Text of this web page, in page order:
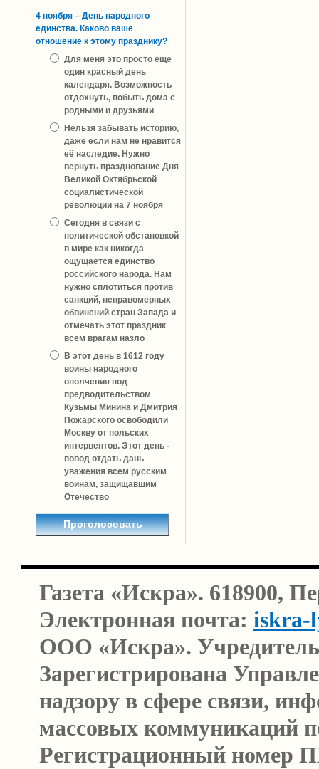
4 ноября – День народного
единства. Каково ваше
отношение к этому празднику?
Для меня это просто ещё
один красный день
календаря. Возможность
отдохнуть, побыть дома с
родными и друзьями
Нельзя забывать историю,
даже если нам не нравится
её наследие. Нужно
вернуть празднование Дня
Великой Октябрьской
социалистической
революции на 7 ноября
Сегодня в связи с
политической обстановкой
в мире как никогда
ощущается единство
российского народа. Нам
нужно сплотиться против
санкций, неправомерных
обвинений стран Запада и
отмечать этот праздник
всем врагам назло
В этот день в 1612 году
воины народного
ополчения под
предводительством
Кузьмы Минина и Дмитрия
Пожарского освободили
Москву от польских
интервентов. Этот день -
повод отдать дань
уважения всем русским
воинам, защищавшим
Отечество
Газета «Искра». 618900,
Электронная почта: iskra-
ООО «Искра».
Зарегистрирована
надзору в сфере связи,
массовых коммуникаций
Регистрационный номер